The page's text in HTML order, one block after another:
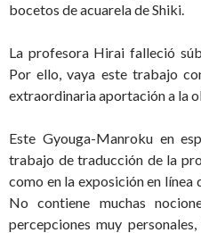
bocetos de acuarela de Shiki.
La profesora Hirai falleció
Por ello, vaya este trabajo
extraordinaria aportación a la
Este Gyouga-Manroku en
trabajo de traducción de la
como en la exposición en
No contiene muchas
percepciones muy